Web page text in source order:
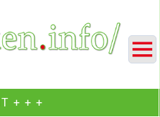
Heerstraße Nord
+ + +